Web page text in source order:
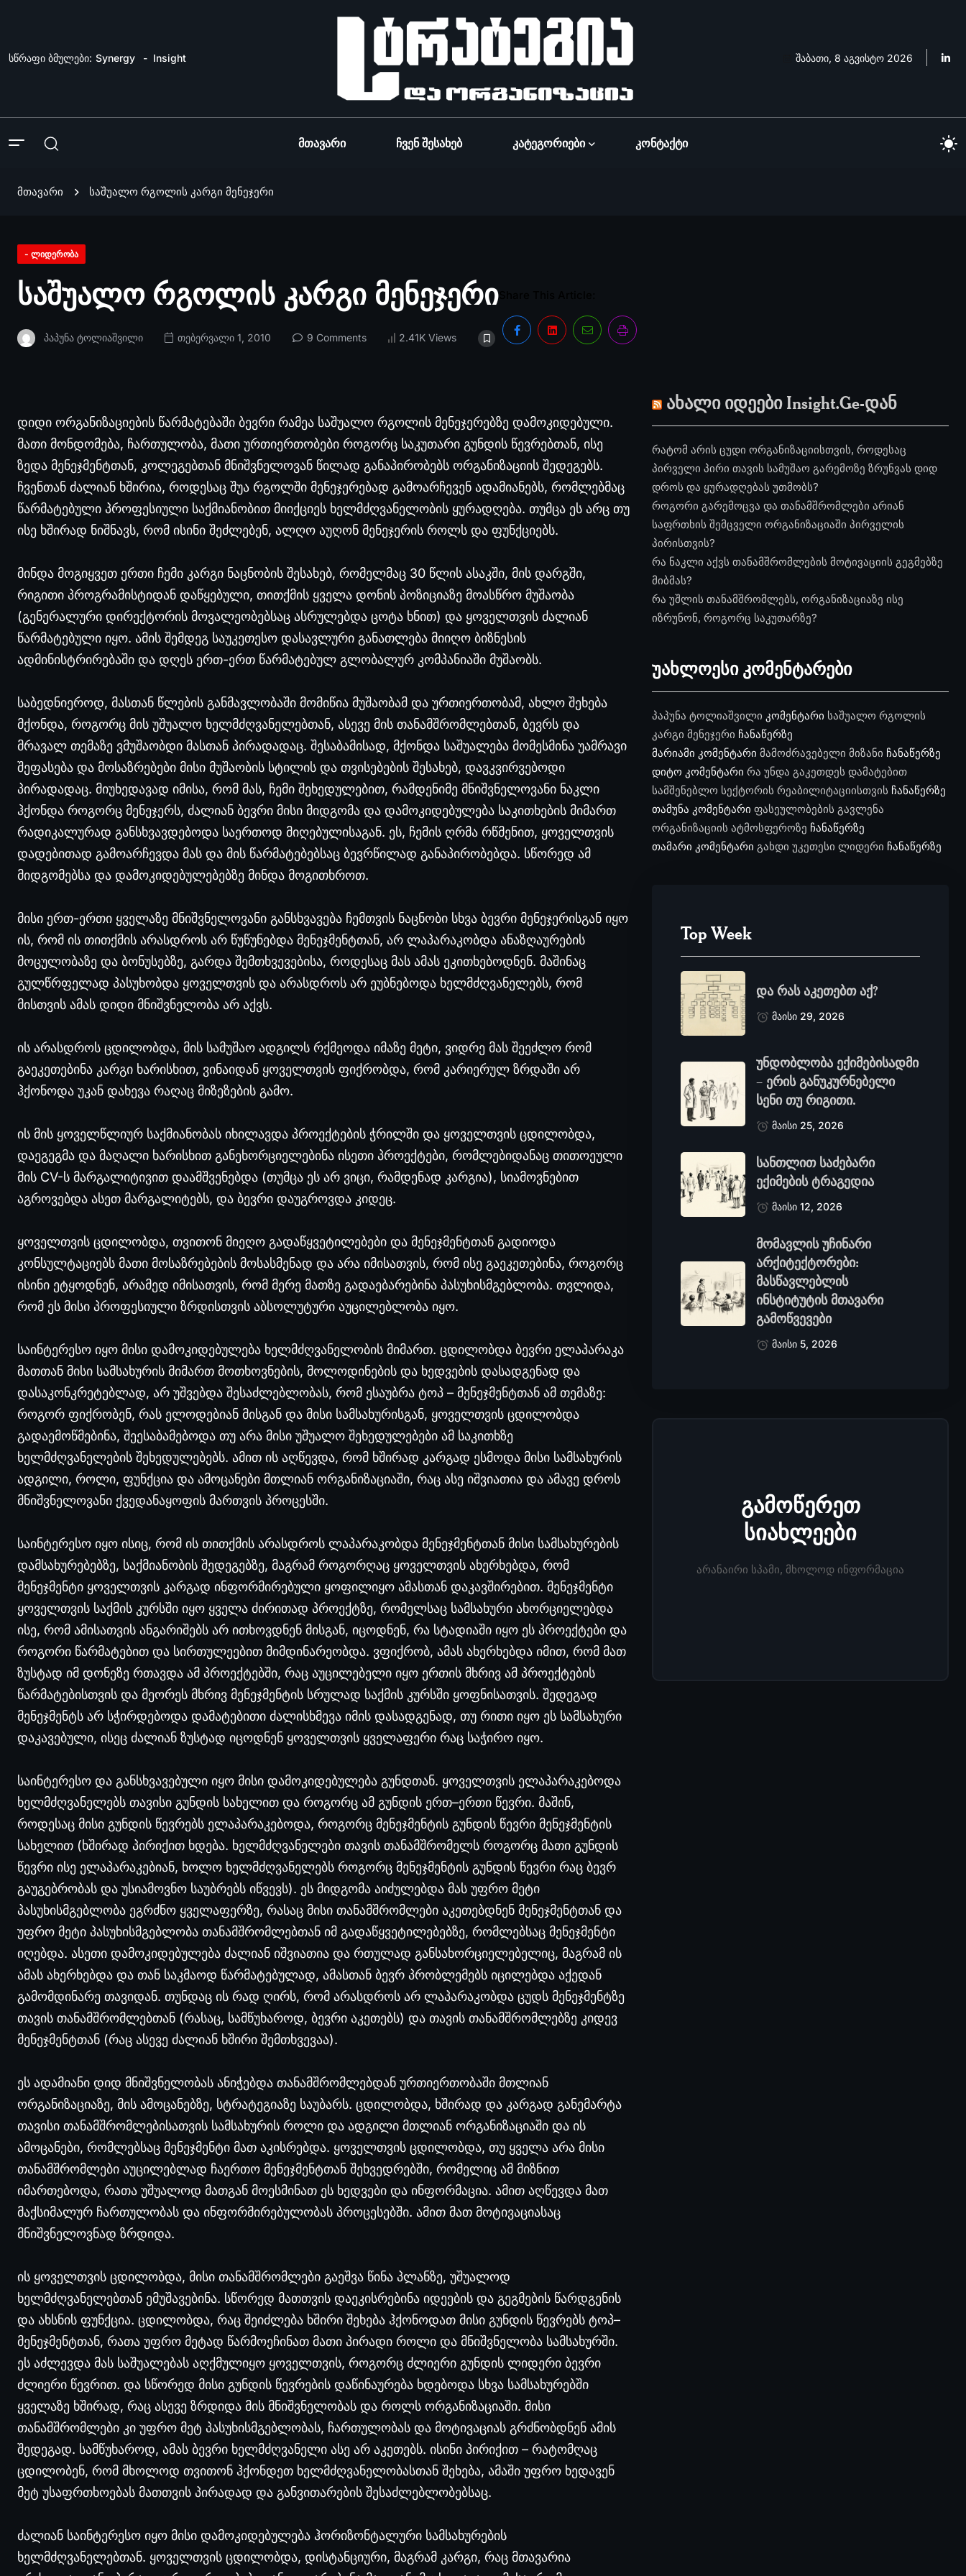
სწრაფი ბმულები: Synergy Insight შაბათი, 8 აგვისტო 2026
Მთავარი Ჩვენ Შესახებ Კატეგორიები Კონტაქტი
მთავარი საშუალო რგოლის კარგი მენეჯერი
- ლიდერობა
საშუალო რგოლის კარგი მენეჯერი
Პაპუნა Ტოლიაშვილი თებერვალი 1, 2010 9 Comments 2.41K Views
დიდი ორგანიზაციების წარმატებაში ბევრი რამეა საშუალო რგოლის მენეჯერებზე დამოკიდებული.
მათი მონდომება, ჩართულობა, მათი ურთიერთობები როგორც საკუთარი გუნდის წევრებთან, ისე
ზედა მენეჯმენტთან, კოლეგებთან მნიშვნელოვან წილად განაპირობებს ორგანიზაციის შედეგებს.
ჩვენთან ძალიან ხშირია, როდესაც შუა რგოლში მენეჯერებად გამოარჩევენ ადამიანებს, რომლებმაც
წარმატებული პროფესიული საქმიანობით მიიქციეს ხელმძღვანელობის ყურადღება. თუმცა ეს არც თუ
ისე ხშირად ნიშნავს, რომ ისინი შეძლებენ, ალღო აუღონ მენეჯერის როლს და ფუნქციებს.
მინდა მოგიყვეთ ერთი ჩემი კარგი ნაცნობის შესახებ, რომელმაც 30 წლის ასაკში, მის დარგში,
რიგითი პროგრამისტიდან დაწყებული, თითქმის ყველა დონის პოზიციაზე მოასწრო მუშაობა
(გენერალური დირექტორის მოვალეობებსაც ასრულებდა ცოტა ხნით) და ყოველთვის ძალიან
წარმატებული იყო. ამის შემდეგ საუკეთესო დასავლური განათლება მიიღო ბიზნესის
ადმინისტრირებაში და დღეს ერთ-ერთ წარმატებულ გლობალურ კომპანიაში მუშაობს.
საბედნიეროდ, მასთან წლების განმავლობაში მომიწია მუშაობამ და ურთიერთობამ, ახლო შეხება
მქონდა, როგორც მის უშუალო ხელმძღვანელებთან, ასევე მის თანამშრომლებთან, ბევრს და
მრავალ თემაზე ვმუშაობდი მასთან პირადადაც. შესაბამისად, მქონდა საშუალება მომესმინა უამრავი
შეფასება და მოსაზრებები მისი მუშაობის სტილის და თვისებების შესახებ, დავკვირვებოდი
პირადადაც. მიუხედავად იმისა, რომ მას, ჩემი შეხედულებით, რამდენიმე მნიშვნელოვანი ნაკლი
ჰქონდა როგორც მენეჯერს, ძალიან ბევრი მისი მიდგომა და დამოკიდებულება საკითხების მიმართ
რადიკალურად განსხვავდებოდა საერთოდ მიღებულისაგან. ეს, ჩემის ღრმა რწმენით, ყოველთვის
დადებითად გამოარჩევდა მას და მის წარმატებებსაც ბევრწილად განაპირობებდა. სწორედ ამ
მიდგომებსა და დამოკიდებულებებზე მინდა მოგითხროთ.
მისი ერთ-ერთი ყველაზე მნიშვნელოვანი განსხვავება ჩემთვის ნაცნობი სხვა ბევრი მენეჯერისგან იყო
ის, რომ ის თითქმის არასდროს არ წუწუნებდა მენეჯმენტთან, არ ლაპარაკობდა ანაზღაურების
მოცულობაზე და ბონუსებზე, გარდა შემთხვევებისა, როდესაც მას ამას ეკითხებოდნენ. მაშინაც
გულწრფელად პასუხობდა ყოველთვის და არასდროს არ ეუბნებოდა ხელმძღვანელებს, რომ
მისთვის ამას დიდი მნიშვნელობა არ აქვს.
ის არასდროს ცდილობდა, მის სამუშაო ადგილს რქმეოდა იმაზე მეტი, ვიდრე მას შეეძლო რომ
გაეკეთებინა კარგი ხარისხით, ვინაიდან ყოველთვის ფიქრობდა, რომ კარიერულ ზრდაში არ
ჰქონოდა უკან დახევა რაღაც მიზეზების გამო.
ის მის ყოველწლიურ საქმიანობას იხილავდა პროექტების ჭრილში და ყოველთვის ცდილობდა,
დაეგეგმა და მაღალი ხარისხით განეხორციელებინა ისეთი პროექტები, რომლებიდანაც თითოეული
მის CV-ს მარგალიტივით დაამშვენებდა (თუმცა ეს არ ვიცი, რამდენად კარგია), სიამოვნებით
აგროვებდა ასეთ მარგალიტებს, და ბევრი დაუგროვდა კიდეც.
ყოველთვის ცდილობდა, თვითონ მიეღო გადაწყვეტილებები და მენეჯმენტთან გადიოდა
კონსულტაციებს მათი მოსაზრებების მოსასმენად და არა იმისათვის, რომ ისე გაეკეთებინა, როგორც
ისინი ეტყოდნენ, არამედ იმისათვის, რომ მერე მათზე გადაებარებინა პასუხისმგებლობა. თვლიდა,
რომ ეს მისი პროფესიული ზრდისთვის აბსოლუტური აუცილებლობა იყო.
საინტერესო იყო მისი დამოკიდებულება ხელმძღვანელობის მიმართ. ცდილობდა ბევრი ელაპარაკა
მათთან მისი სამსახურის მიმართ მოთხოვნების, მოლოდინების და ხედვების დასადგენად და
დასაკონკრეტებლად, არ უშვებდა შესაძლებლობას, რომ ესაუბრა ტოპ – მენეჯმენტთან ამ თემაზე:
როგორ ფიქრობენ, რას ელოდებიან მისგან და მისი სამსახურისგან, ყოველთვის ცდილობდა
გადაემოწმებინა, შეესაბამებოდა თუ არა მისი უშუალო შეხედულებები ამ საკითხზე
ხელმძღვანელების შეხედულებებს. ამით ის აღწევდა, რომ ხშირად კარგად ესმოდა მისი სამსახურის
ადგილი, როლი, ფუნქცია და ამოცანები მთლიან ორგანიზაციაში, რაც ასე იშვიათია და ამავე დროს
მნიშვნელოვანი ქვედანაყოფის მართვის პროცესში.
საინტერესო იყო ისიც, რომ ის თითქმის არასდროს ლაპარაკობდა მენეჯმენტთან მისი სამსახურების
დამსახურებებზე, საქმიანობის შედეგებზე, მაგრამ როგორღაც ყოველთვის ახერხებდა, რომ
მენეჯმენტი ყოველთვის კარგად ინფორმირებული ყოფილიყო ამასთან დაკავშირებით. მენეჯმენტი
ყოველთვის საქმის კურსში იყო ყველა ძირითად პროექტზე, რომელსაც სამსახური ახორციელებდა
ისე, რომ ამისათვის ანგარიშებს არ ითხოვდნენ მისგან, იცოდნენ, რა სტადიაში იყო ეს პროექტები და
როგორი წარმატებით და სირთულეებით მიმდინარეობდა. ვფიქრობ, ამას ახერხებდა იმით, რომ მათ
ზუსტად იმ დონეზე რთავდა ამ პროექტებში, რაც აუცილებელი იყო ერთის მხრივ ამ პროექტების
წარმატებისთვის და მეორეს მხრივ მენეჯმენტის სრულად საქმის კურსში ყოფნისათვის. შედეგად
მენეჯმენტს არ სჭირდებოდა დამატებითი ძალისხმევა იმის დასადგენად, თუ რითი იყო ეს სამსახური
დაკავებული, ისეც ძალიან ზუსტად იცოდნენ ყოველთვის ყველაფერი რაც საჭირო იყო.
საინტერესო და განსხვავებული იყო მისი დამოკიდებულება გუნდთან. ყოველთვის ელაპარაკებოდა
ხელმძღვანელებს თავისი გუნდის სახელით და როგორც ამ გუნდის ერთ–ერთი წევრი. მაშინ,
როდესაც მისი გუნდის წევრებს ელაპარაკებოდა, როგორც მენეჯმენტის გუნდის წევრი მენეჯმენტის
სახელით (ხშირად პირიქით ხდება. ხელმძღვანელები თავის თანამშრომელს როგორც მათი გუნდის
წევრი ისე ელაპარაკებიან, ხოლო ხელმძღვანელებს როგორც მენეჯმენტის გუნდის წევრი რაც ბევრ
გაუგებრობას და უსიამოვნო საუბრებს იწვევს). ეს მიდგომა აიძულებდა მას უფრო მეტი
პასუხისმგებლობა ეგრძნო ყველაფერზე, რასაც მისი თანამშრომლები აკეთებდნენ მენეჯმენტთან და
უფრო მეტი პასუხისმგებლობა თანამშრომლებთან იმ გადაწყვეტილებებზე, რომლებსაც მენეჯმენტი
იღებდა. ასეთი დამოკიდებულება ძალიან იშვიათია და რთულად განსახორციელებელიც, მაგრამ ის
ამას ახერხებდა და თან საკმაოდ წარმატებულად, ამასთან ბევრ პრობლემებს იცილებდა აქედან
გამომდინარე თავიდან. თუნდაც ის რად ღირს, რომ არასდროს არ ლაპარაკობდა ცუდს მენეჯმენტზე
თავის თანამშრომლებთან (რასაც, სამწუხაროდ, ბევრი აკეთებს) და თავის თანამშრომლებზე კიდევ
მენეჯმენტთან (რაც ასევე ძალიან ხშირი შემთხვევაა).
ეს ადამიანი დიდ მნიშვნელობას ანიჭებდა თანამშრომლებდან ურთიერთობაში მთლიან
ორგანიზაციაზე, მის ამოცანებზე, სტრატეგიაზე საუბარს. ცდილობდა, ხშირად და კარგად განემარტა
თავისი თანამშრომლებისათვის სამსახურის როლი და ადგილი მთლიან ორგანიზაციაში და ის
ამოცანები, რომლებსაც მენეჯმენტი მათ აკისრებდა. ყოველთვის ცდილობდა, თუ ყველა არა მისი
თანამშრომლები აუცილებლად ჩაერთო მენეჯმენტთან შეხვედრებში, რომელიც ამ მიზნით
იმართებოდა, რათა უშუალოდ მათგან მოესმინათ ეს ხედვები და ინფორმაცია. ამით აღწევდა მათ
მაქსიმალურ ჩართულობას და ინფორმირებულობას პროცესებში. ამით მათ მოტივაციასაც
მნიშვნელოვნად ზრდიდა.
ის ყოველთვის ცდილობდა, მისი თანამშრომლები გაეშვა წინა პლანზე, უშუალოდ
ხელმძღვანელებთან ემუშავებინა. სწორედ მათთვის დაეკისრებინა იდეების და გეგმების წარდგენის
და ახსნის ფუნქცია. ცდილობდა, რაც შეიძლება ხშირი შეხება ჰქონოდათ მისი გუნდის წევრებს ტოპ–
მენეჯმენტთან, რათა უფრო მეტად წარმოეჩინათ მათი პირადი როლი და მნიშვნელობა სამსახურში.
ეს აძლევდა მას საშუალებას აღქმულიყო ყოველთვის, როგორც ძლიერი გუნდის ლიდერი ბევრი
ძლიერი წევრით. და სწორედ მისი გუნდის წევრების დაწინაურება ხდებოდა სხვა სამსახურებში
ყველაზე ხშირად, რაც ასევე ზრდიდა მის მნიშვნელობას და როლს ორგანიზაციაში. მისი
თანამშრომლები კი უფრო მეტ პასუხისმგებლობას, ჩართულობას და მოტივაციას გრძნობდნენ ამის
შედეგად. სამწუხაროდ, ამას ბევრი ხელმძღვანელი ასე არ აკეთებს. ისინი პირიქით – რატომღაც
ცდილობენ, რომ მხოლოდ თვითონ ჰქონდეთ ხელმძღვანელობასთან შეხება, ამაში უფრო ხედავენ
მეტ უსაფრთხოებას მათთვის პირადად და განვითარების შესაძლებლობებსაც.
ძალიან საინტერესო იყო მისი დამოკიდებულება ჰორიზონტალური სამსახურების
ხელმძღვანელებთან. ყოველთვის ცდილობდა, დისტანციური, მაგრამ კარგი, რაც მთავარია
ახალი იდეები Insight.Ge-დან
რატომ არის ცუდი ორგანიზაციისთვის, როდესაც
პირველი პირი თავის სამუშაო გარემოზე ზრუნვას დიდ
დროს და ყურადღებას უთმობს?
როგორი გარემოცვა და თანამშრომლები არიან
საფრთხის შემცველი ორგანიზაციაში პირველის
პირისთვის?
რა ნაკლი აქვს თანამშრომლების მოტივაციის გეგმებზე
მიბმას?
რა უშლის თანამშრომლებს, ორგანიზაციაზე ისე
იზრუნონ, როგორც საკუთარზე?
უახლოესი კომენტარები
პაპუნა ტოლიაშვილი კომენტარი საშუალო რგოლის
კარგი მენეჯერი ჩანაწერზე
მარიამი კომენტარიმამოძრავებელი მიზანი ჩანაწერზე
დიტო კომენტარირა უნდა გაკეთდეს დამატებით
სამშენებლო სექტორის რეაბილიტაციისთვის ჩანაწერზე
თამუნა კომენტარიფასეულობების გავლენა
ორგანიზაციის ატმოსფეროზე ჩანაწერზე
თამარი კომენტარიგახდი უკეთესი ლიდერი ჩანაწერზე
Top Week
და რას აკეთებთ აქ?
მაისი 29, 2026
უნდობლობა ექიმებისადმი
– ერის განუკურნებელი
სენი თუ რიგითი.
მაისი 25, 2026
სანთლით საძებარი
ექიმების ტრაგედია
მაისი 12, 2026
მომავლის უჩინარი
არქიტექტორები:
მასწავლებლის
ინსტიტუტის მთავარი
გამოწვევები
მაისი 5, 2026
გამოწერეთ
სიახლეები
არანაირი სპამი, მხოლოდ ინფორმაცია